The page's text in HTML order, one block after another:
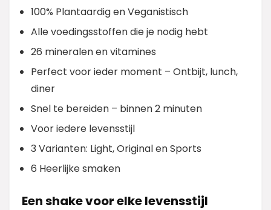
100% Plantaardig en Veganistisch
Alle voedingsstoffen die je nodig hebt
26 mineralen en vitamines
Perfect voor ieder moment – Ontbijt, lunch,
diner
Snel te bereiden – binnen 2 minuten
Voor iedere levensstijl
3 Varianten: Light, Original en Sports
6 Heerlijke smaken
Een shake voor elke levensstijl